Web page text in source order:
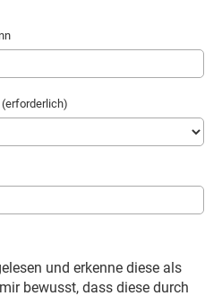
und erkenne diese als
bewusst, dass diese durch